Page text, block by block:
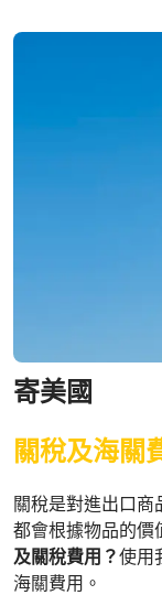
寄美國
關稅及海關
關稅是對進出口商
都會根據物品的價
及關稅費用？使用
海關費用。